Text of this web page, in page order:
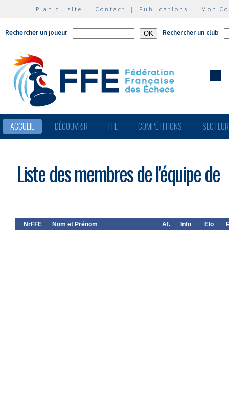
Plan du site | Contact | Publications | Mon
Rechercher un joueur Rechercher un club
ACCUEIL DÉCOUVRIR FFE COMPÉTITIONS
Liste des membres de l'équipe de
NrFFE Nom et Prénom Af. Info Elo